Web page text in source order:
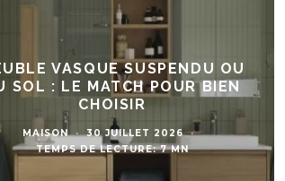
VASQUE SUSPENDU OU
SOL : LE MATCH POUR BIEN
CHOISIR
MAISON · 30 JUILLET 2026
·
TEMPS DE LECTURE: 7 MN